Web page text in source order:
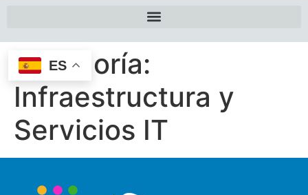
ES
Categoría:
Infraestructura y
Servicios IT